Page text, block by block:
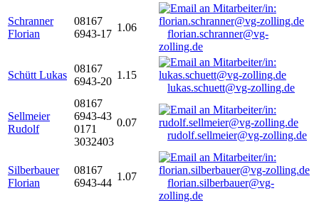
Schranner
Florian
08167
6943-17
1.06
florian.schranner@vg-
zolling.de
Schütt Lukas
08167
6943-20
1.15
lukas.schuett@vg-zolling.de
Sellmeier
Rudolf
08167
6943-43
0171
3032403
0.07
rudolf.sellmeier@vg-zolling.de
Silberbauer
Florian
08167
6943-44
1.07
florian.silberbauer@vg-
zolling.de